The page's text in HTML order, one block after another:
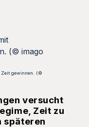
Zeit gewinnen. (©
versucht
Zeit zu
späteren